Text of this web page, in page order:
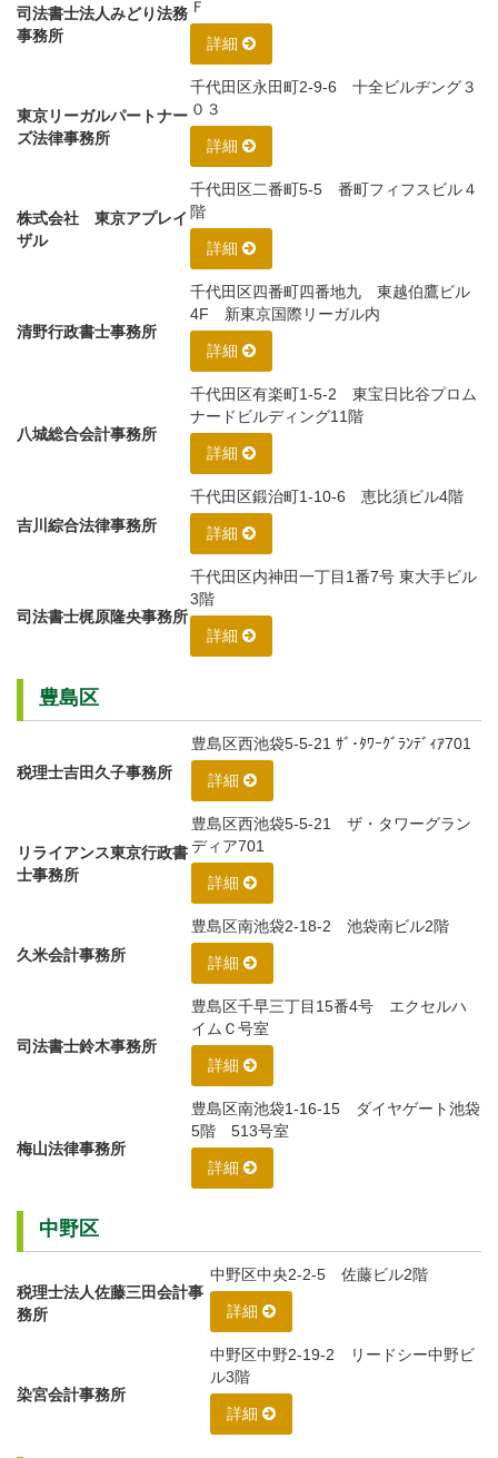
司法書士法人みどり法務
事務所
Ｆ
詳細
東京リーガルパートナー
ズ法律事務所
千代田区永田町2-9-6 十全ビルヂング３
０３
詳細
株式会社 東京アプレイ
ザル
千代田区二番町5-5 番町フィフスビル４
階
詳細
清野行政書士事務所
千代田区四番町四番地九 東越伯鷹ビル
4F 新東京国際リーガル内
詳細
八城総合会計事務所
千代田区有楽町1-5-2 東宝日比谷プロム
ナードビルディング11階
詳細
吉川綜合法律事務所
千代田区鍛治町1-10-6 恵比須ビル4階
詳細
司法書士梶原隆央事務所
千代田区内神田一丁目1番7号 東大手ビル
3階
詳細
豊島区
税理士吉田久子事務所
豊島区西池袋5-5-21 ｻﾞ･ﾀﾜｰｸﾞﾗﾝﾃﾞｨｱ701
詳細
リライアンス東京行政書
士事務所
豊島区西池袋5-5-21 ザ・タワーグラン
ディア701
詳細
久米会計事務所
豊島区南池袋2-18-2 池袋南ビル2階
詳細
司法書士鈴木事務所
豊島区千早三丁目15番4号 エクセルハ
イムＣ号室
詳細
梅山法律事務所
豊島区南池袋1-16-15 ダイヤゲート池袋
5階 513号室
詳細
中野区
税理士法人佐藤三田会計事
務所
中野区中央2-2-5 佐藤ビル2階
詳細
染宮会計事務所
中野区中野2-19-2 リードシー中野ビ
ル3階
詳細